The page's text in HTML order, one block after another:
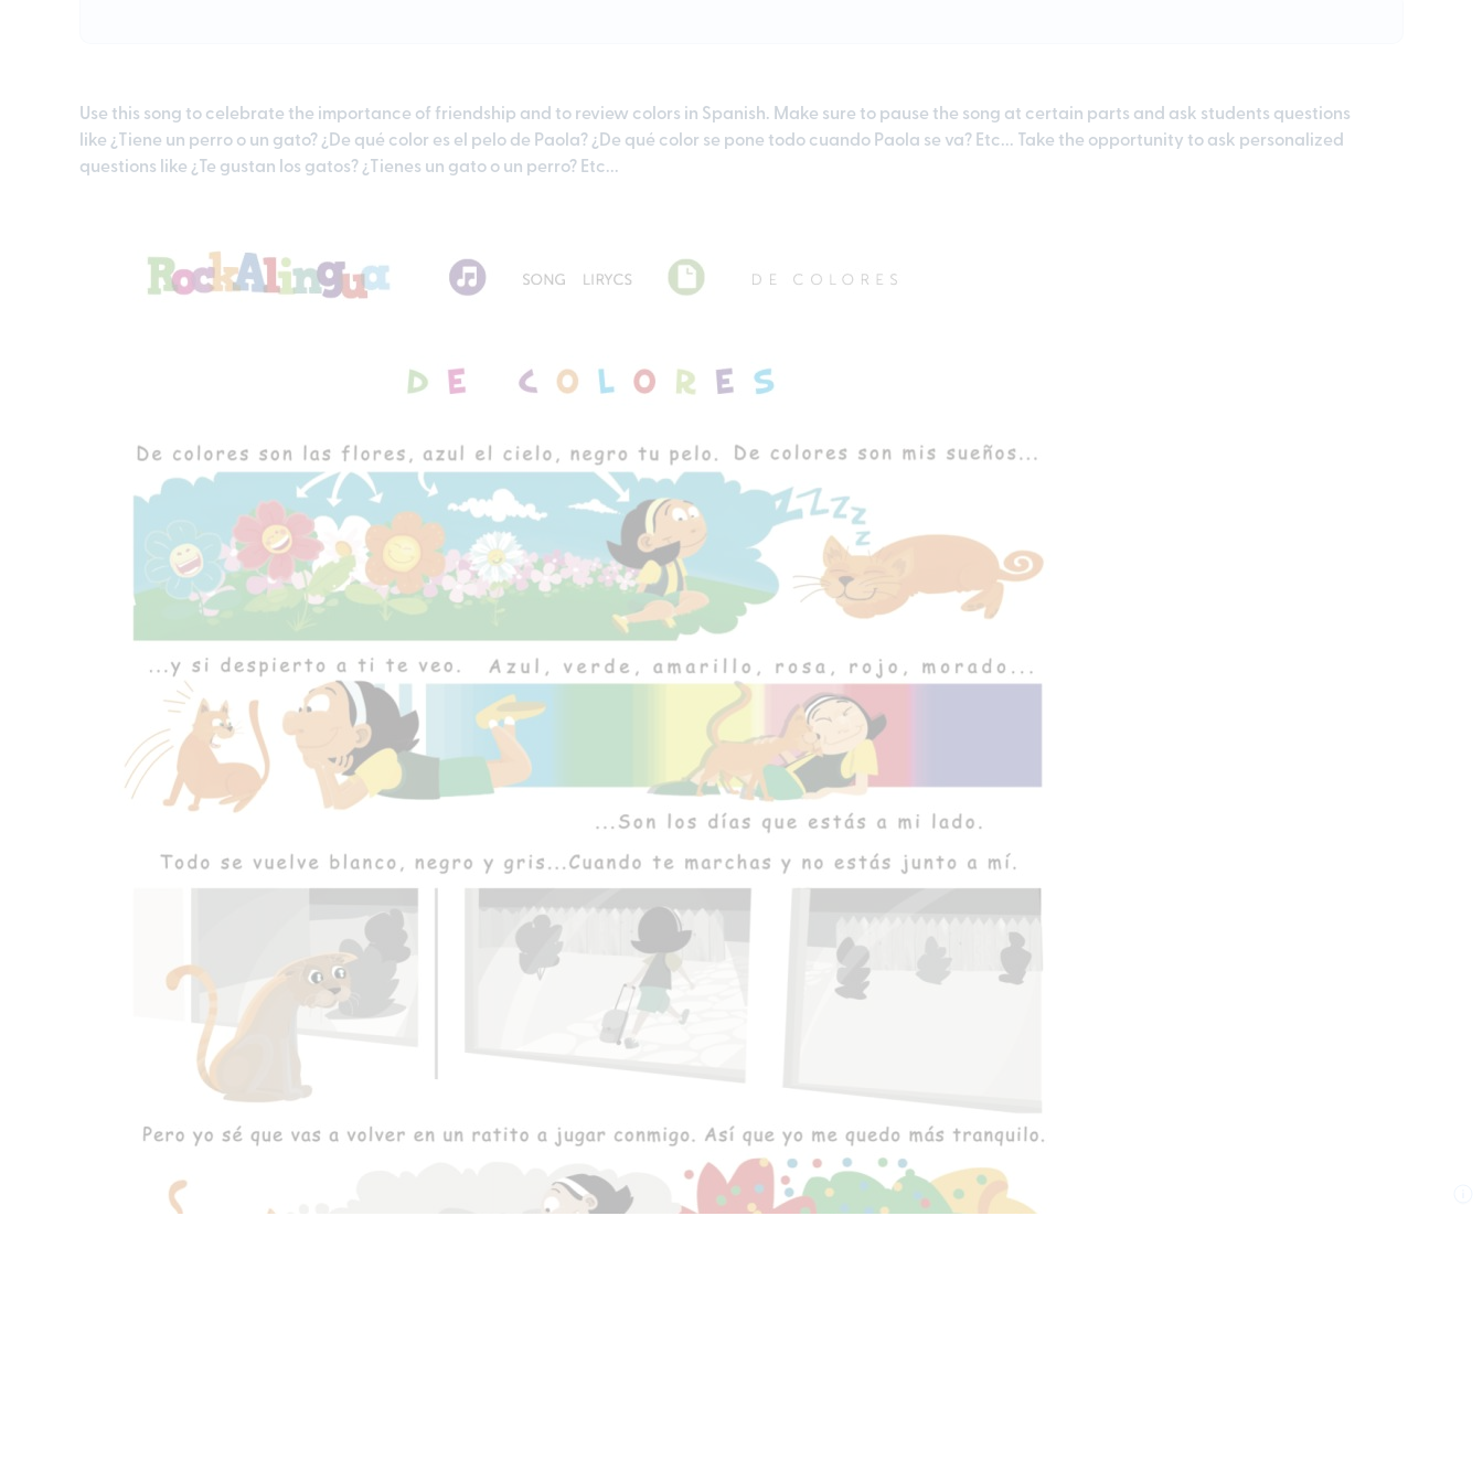
Use this song to celebrate the importance of friendship and to review colors in Spanish. Make sure to pause the song at certain parts and ask students questions
like ¿Tiene un perro o un gato? ¿De qué color es el pelo de Paola? ¿De qué color se pone todo cuando Paola se va? Etc... Take the opportunity to ask personalized
questions like ¿Te gustan los gatos? ¿Tienes un gato o un perro? Etc...